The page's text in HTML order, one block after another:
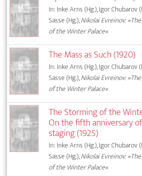
In: Inke Arns (Hg.), Igor Chubarov
Sasse (Hg.),Nikolai Evreinov:
of the Winter Palace«
The Mass as Such (1920)
In: Inke Arns (Hg.), Igor Chubarov
Sasse (Hg.),Nikolai Evreinov:
of the Winter Palace«
The Storming of the
On the fifth anniversary
staging (1925)
In: Inke Arns (Hg.), Igor Chubarov
Sasse (Hg.),Nikolai Evreinov:
of the Winter Palace«